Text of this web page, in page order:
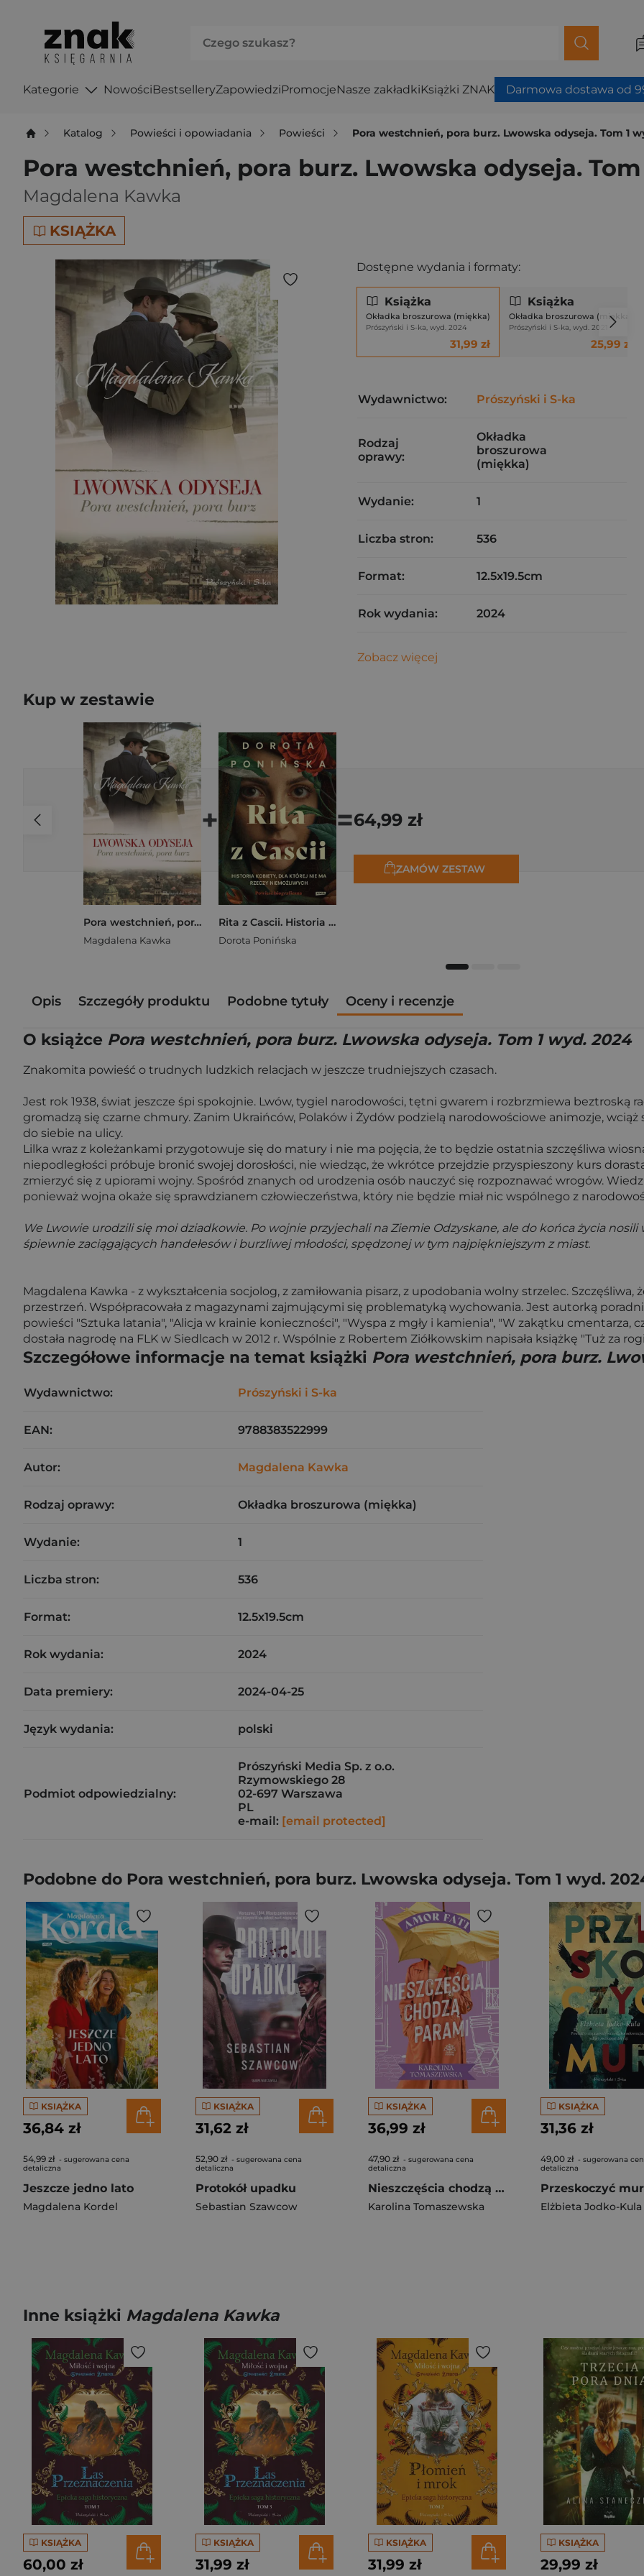
Kategorie NowościBestselleryZapowiedziPromocjeNasze zakładkiKsiążki ZNAK Darmowa dostawa od
Katalog Powieści i opowiadania Powieści Pora westchnień, pora burz. Lwowska odyseja. Tom 1
Pora westchnień, pora burz. Lwowska odyseja.
Magdalena Kawka
KSIĄŻKA
Dostępne wydania i formaty:
Książka
Okładka broszurowa (miękka)
Prószyński i S-ka, wyd. 2024
31,99 zł
Książka
Okładka broszurowa (miękka)
Prószyński i S-ka, wyd. 2021
25,99 zł
Wydawnictwo: Prószyński i S-ka
Rodzaj
oprawy:
Okładka
broszurowa
(miękka)
Wydanie: 1
Liczba stron: 536
Format: 12.5x19.5cm
Rok wydania: 2024
Zobacz więcej
Kup w zestawie
Pora westchnień, pora burz. Lwowska odyseja. Tom 1 wyd. 2024
Magdalena Kawka
+
Rita z Cascii. Historia kobiety, dla której nie ma rzeczy niemożliwych
Dorota Ponińska
=64,99 zł
ZAMÓW ZESTAW
Opis Szczegóły produktu Podobne tytuły Oceny i recenzje
O książce Pora westchnień, pora burz. Lwowska odyseja. Tom 1 wyd. 2024
Znakomita powieść o trudnych ludzkich relacjach w jeszcze trudniejszych czasach.
Jest rok 1938, świat jeszcze śpi spokojnie. Lwów, tygiel narodowości, tętni gwarem i rozbrzmiewa beztroską
gromadzą się czarne chmury. Zanim Ukraińców, Polaków i Żydów podzielą narodowościowe animozje,
do siebie na ulicy.
Lilka wraz z koleżankami przygotowuje się do matury i nie ma pojęcia, że to będzie ostatnia szczęśliwa
niepodległości próbuje bronić swojej dorosłości, nie wiedząc, że wkrótce przejdzie przyspieszony kurs
zmierzyć się z upiorami wojny. Spośród znanych od urodzenia osób nauczyć się rozpoznawać wrogów.
ponieważ wojna okaże się sprawdzianem człowieczeństwa, który nie będzie miał nic wspólnego z
We Lwowie urodzili się moi dziadkowie. Po wojnie przyjechali na Ziemie Odzyskane, ale do końca życia
śpiewnie zaciągających handełesów i burzliwej młodości, spędzonej w tym najpiękniejszym z miast.
Magdalena Kawka - z wykształcenia socjolog, z zamiłowania pisarz, z upodobania wolny strzelec.
przestrzeń. Współpracowała z magazynami zajmującymi się problematyką wychowania. Jest autorką
powieści "Sztuka latania", "Alicja w krainie konieczności", "Wyspa z mgły i kamienia", "W zakątku cmentarza,
dostała nagrodę na FLK w Siedlcach w 2012 r. Wspólnie z Robertem Ziółkowskim napisała książkę "Tuż za
Szczegółowe informacje na temat książki Pora westchnień, pora burz.
Wydawnictwo: Prószyński i S-ka
EAN: 9788383522999
Autor: Magdalena Kawka
Rodzaj oprawy: Okładka broszurowa (miękka)
Wydanie: 1
Liczba stron: 536
Format: 12.5x19.5cm
Rok wydania: 2024
Data premiery: 2024-04-25
Język wydania: polski
Podmiot odpowiedzialny:
Prószyński Media Sp. z o.o.
Rzymowskiego 28
02-697 Warszawa
PL
e-mail: [email protected]
Podobne do Pora westchnień, pora burz. Lwowska odyseja. Tom 1 wyd.
KSIĄŻKA
36,84 zł
54,99 zł - sugerowana cena
detaliczna
Jeszcze jedno lato
Magdalena Kordel
KSIĄŻKA
31,62 zł
52,90 zł - sugerowana cena
detaliczna
Protokół upadku
Sebastian Szawcow
KSIĄŻKA
36,99 zł
47,90 zł - sugerowana cena
detaliczna
Nieszczęścia chodzą parami. Amor fati. Tom 3
Karolina Tomaszewska
KSIĄŻKA
31,36 zł
49,00 zł - sugerowana
detaliczna
Przeskoczyć mur
Elżbieta Jodko-Kula
Inne książki Magdalena Kawka
KSIĄŻKA
60,00 zł
KSIĄŻKA
31,99 zł
KSIĄŻKA
31,99 zł
KSIĄŻKA
29,99 zł